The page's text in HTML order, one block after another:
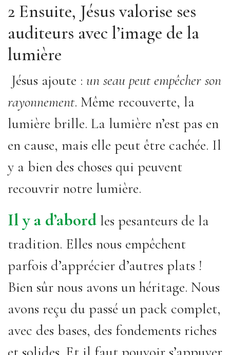
2 Ensuite, Jésus valorise ses
auditeurs avec l’image de la
lumière
Jésus ajoute : un seau peut empêcher son
rayonnement. Même recouverte, la
lumière brille. La lumière n’est pas en
en cause, mais elle peut être cachée. Il
y a bien des choses qui peuvent
recouvrir notre lumière.
Il y a d’abord les pesanteurs de la
tradition. Elles nous empêchent
parfois d’apprécier d’autres plats !
Bien sûr nous avons un héritage. Nous
avons reçu du passé un pack complet,
avec des bases, des fondements riches